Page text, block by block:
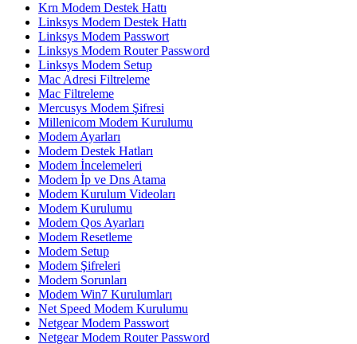
Krn Modem Destek Hattı
Linksys Modem Destek Hattı
Linksys Modem Passwort
Linksys Modem Router Password
Linksys Modem Setup
Mac Adresi Filtreleme
Mac Filtreleme
Mercusys Modem Şifresi
Millenicom Modem Kurulumu
Modem Ayarları
Modem Destek Hatları
Modem İncelemeleri
Modem İp ve Dns Atama
Modem Kurulum Videoları
Modem Kurulumu
Modem Qos Ayarları
Modem Resetleme
Modem Setup
Modem Şifreleri
Modem Sorunları
Modem Win7 Kurulumları
Net Speed Modem Kurulumu
Netgear Modem Passwort
Netgear Modem Router Password